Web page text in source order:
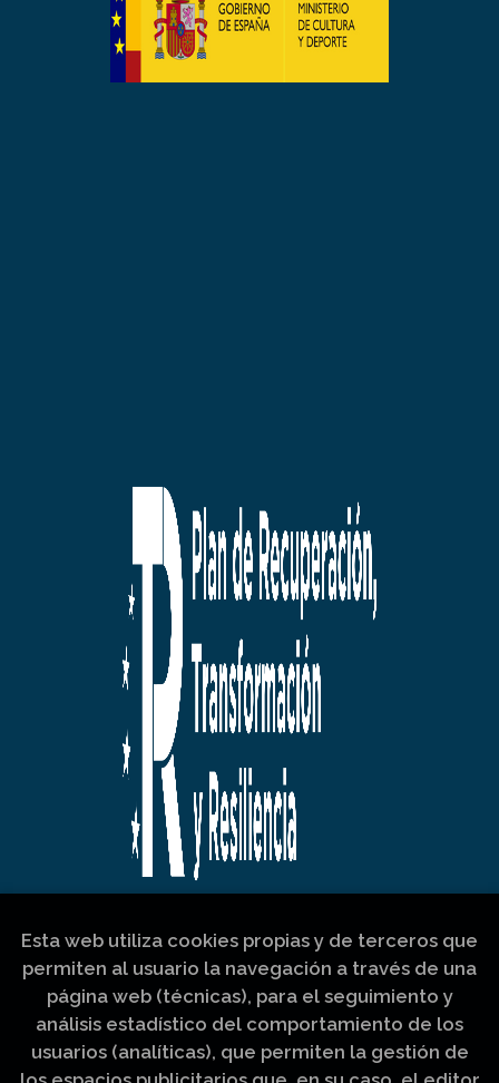
Esta web utiliza cookies propias y de terceros que
permiten al usuario la navegación a través de una
página web (técnicas), para el seguimiento y
análisis estadístico del comportamiento de los
usuarios (analíticas), que permiten la gestión de